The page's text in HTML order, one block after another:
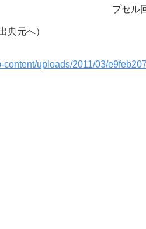
プセル
典元へ）
content/uploads/2011/03/